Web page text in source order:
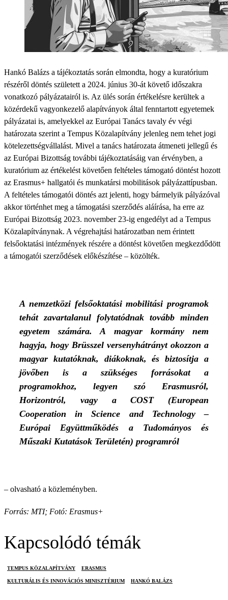
Hankó Balázs a tájékoztatás során elmondta, hogy a kuratórium
részéről döntés született a 2024. június 30-át követő időszakra
vonatkozó pályázatairól is. Az ülés során értékelésre kerültek a
közérdekű vagyonkezelő alapítványok által fenntartott egyetemek
pályázatai is, amelyekkel az Európai Tanács tavaly év végi
határozata szerint a Tempus Közalapítvány jelenleg nem tehet jogi
kötelezettségvállalást. Mivel a tanács határozata átmeneti jellegű és
az Európai Bizottság további tájékoztatásáig van érvényben, a
kuratórium az értékelést követően feltételes támogató döntést hozott
az Erasmus+ hallgatói és munkatársi mobilitások pályázattípusban.
A feltételes támogatói döntés azt jelenti, hogy bármelyik pályázóval
akkor történhet meg a támogatási szerződés aláírása, ha erre az
Európai Bizottság 2023. november 23-ig engedélyt ad a Tempus
Közalapítványnak. A végrehajtási határozatban nem érintett
felsőoktatási intézmények részére a döntést követően megkezdődött
a támogatói szerződések előkészítése – közölték.
A nemzetközi felsőoktatási mobilitási programok
tehát zavartalanul folytatódnak tovább minden
egyetem számára. A magyar kormány nem
hagyja, hogy Brüsszel versenyhátrányt okozzon a
magyar kutatóknak, diákoknak, és biztosítja a
jövőben is a szükséges forrásokat a
programokhoz, legyen szó Erasmusról,
Horizontról, vagy a COST (European
Cooperation in Science and Technology –
Európai Együttműködés a Tudományos és
Műszaki Kutatások Területén) programról
– olvasható a közleményben.
Forrás: MTI; Fotó: Erasmus+
Kapcsolódó témák
TEMPUS KÖZALAPÍTVÁNY ERASMUS
KULTURÁLIS ÉS INNOVÁCIÓS MINISZTÉRIUM HANKÓ BALÁZS